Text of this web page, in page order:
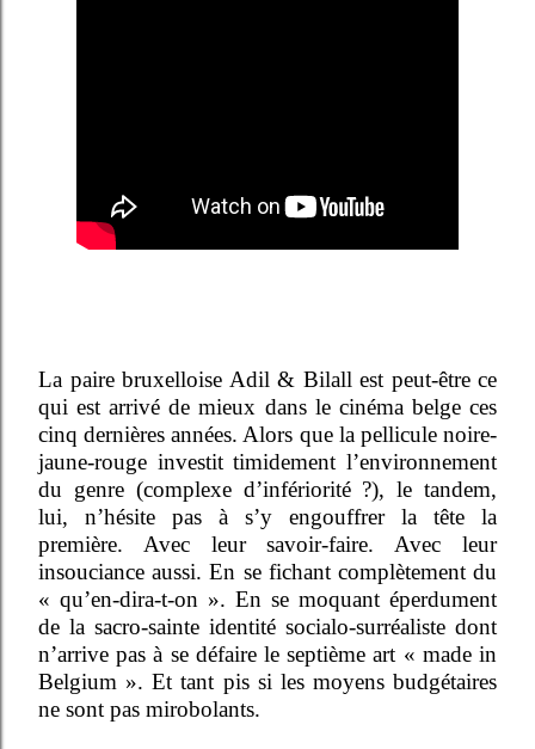
La paire bruxelloise Adil & Bilall est peut-être ce
qui est arrivé de mieux dans le cinéma belge ces
cinq dernières années. Alors que la pellicule noire-
jaune-rouge investit timidement l’environnement
du genre (complexe d’infériorité ?), le tandem,
lui, n’hésite pas à s’y engouffrer la tête la
première. Avec leur savoir-faire. Avec leur
insouciance aussi. En se fichant complètement du
« qu’en-dira-t-on ». En se moquant éperdument
de la sacro-sainte identité socialo-surréaliste dont
n’arrive pas à se défaire le septième art « made in
Belgium ». Et tant pis si les moyens budgétaires
ne sont pas mirobolants.